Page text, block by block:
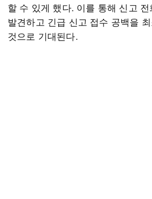
할 수 있게 했다. 이를 통해 신고
발견하고 긴급 신고 접수 공백을
것으로 기대된다.